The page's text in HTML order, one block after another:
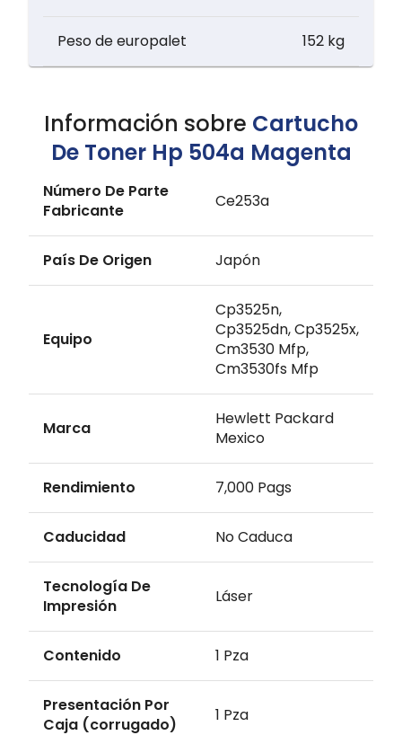
Peso de europalet 152 kg
Información sobre Cartucho
De Toner Hp 504a Magenta
Número De Parte
Fabricante
Ce253a
País De Origen Japón
Equipo
Cp3525n,
Cp3525dn, Cp3525x,
Cm3530 Mfp,
Cm3530fs Mfp
Marca
Hewlett Packard
Mexico
Rendimiento 7,000 Pags
Caducidad No Caduca
Tecnología De
Impresión
Láser
Contenido 1 Pza
Presentación Por
Caja (corrugado)
1 Pza